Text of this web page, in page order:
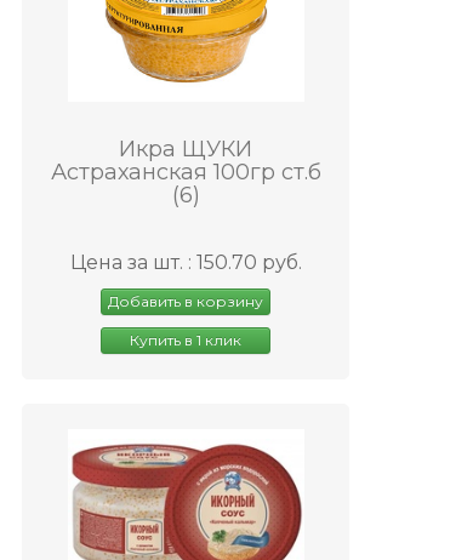
Икра ЩУКИ
Астраханская 100гр ст.б
(6)
Цена за шт. : 150.70 руб.
Добавить в корзину
Купить в 1 клик